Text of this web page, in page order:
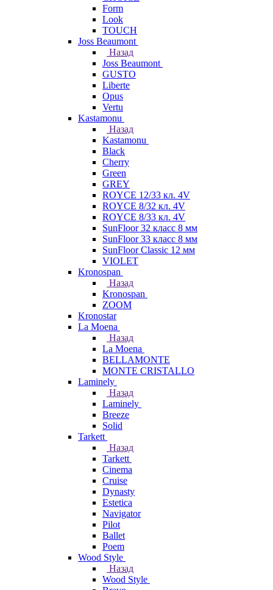
Form
Look
TOUCH
Joss Beaumont
Назад
Joss Beaumont
GUSTO
Liberte
Opus
Vertu
Kastamonu
Назад
Kastamonu
Black
Cherry
Green
GREY
ROYCE 12/33 кл. 4V
ROYCE 8/32 кл. 4V
ROYCE 8/33 кл. 4V
SunFloor 32 класс 8 мм
SunFloor 33 класс 8 мм
SunFloor Classic 12 мм
VIOLET
Kronospan
Назад
Kronospan
ZOOM
Kronostar
La Moena
Назад
La Moena
BELLAMONTE
MONTE CRISTALLO
Laminely
Назад
Laminely
Breeze
Solid
Tarkett
Назад
Tarkett
Cinema
Cruise
Dynasty
Estetica
Navigator
Pilot
Ballet
Poem
Wood Style
Назад
Wood Style